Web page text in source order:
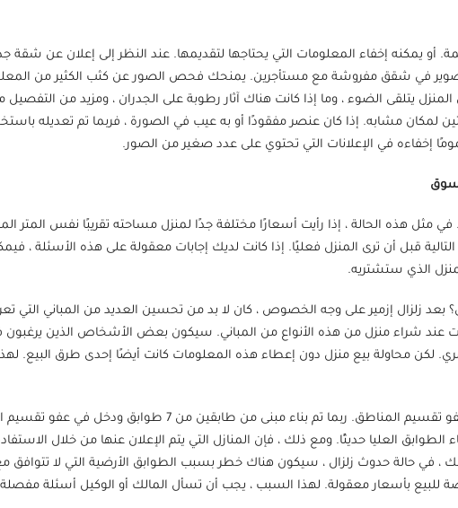
يمكنه إخفاء المعلومات التي يحتاجها لتقديمها. عند النظر إلى إعلان عن شقة
في شقق مفروشة مع مستأجرين. يمنحك فحص الصور عن كثب الكثير من
يتلقى الضوء ، وما إذا كانت هناك آثار رطوبة على الجدران ، ومزيد من
مشابه. إذا كان عنصر مفقودًا أو به عيب في الصورة ، فربما تم تعديله
إخفاءه في الإعلانات التي تحتوي على عدد صغير من الصور.
مثل هذه الحالة ، إذا رأيت أسعارًا مختلفة جدًا لمنزل مساحته تقريبًا نفس المتر
التالية قبل أن ترى المنزل فعليًا. إذا كانت لديك إجابات معقولة على هذه الأسئلة ،
الذي ستشتريه.
زلزال إزمير على وجه الخصوص ، كان لا بد من تحسين العديد من المباني التي
عند شراء منزل من هذه الأنواع من المباني. سيكون بعض الأشخاص الذين يرغبون
لكن محاولة بيع منزل دون إعطاء هذه المعلومات كانت أيضًا إحدى طرق البيع.
ب) هل عمر البناء صحيح؟ هذا تناقض كبير يأتي مع عفو تقسيم المناطق. ربما
من المبنى 20 عامًا ، وربما تم بناء الطوابق العليا حديثًا. ومع ذلك ، فإن المنازل التي يتم الإعلان عنها من
، في حالة حدوث زلزال ، سيكون هناك خطر بسبب الطوابق الأرضية التي لا تتوافق مع
للبيع بأسعار معقولة. لهذا السبب ، يجب أن تسأل المالك أو الوكيل أسئلة مفصلة